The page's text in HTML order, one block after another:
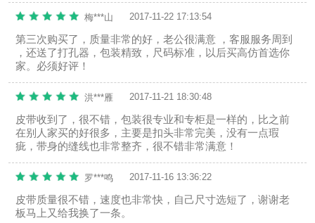
梅***山 2017-11-22 17:13:54
第三次购买了，质量非常的好，老公很满意 ，客服服务周到
，还送了打孔器，包装精致，尺码标准，以后买高仿首选你
家。必须好评！
洪***雁 2017-11-21 18:30:48
皮带收到了，很不错，包装很专业和专柜是一样的，比之前
在别人家买的好很多，主要是扣头非常完美，没有一点瑕
疵，带身的缝线也非常整齐，很不错非常满意！
罗***鸣 2017-11-16 13:36:22
皮带质量很不错，速度也非常快，自己尺寸选短了，谢谢老
板马上又给我换了一条。